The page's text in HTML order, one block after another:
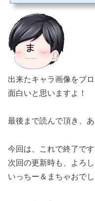
像、キャラの設定、台
出来たキャラ画像をブ
面白いと思いますよ！
最後まで読んで頂き、
今回は、これで終了です
次回の更新時も、よろし
いっちー＆まちゃおでし